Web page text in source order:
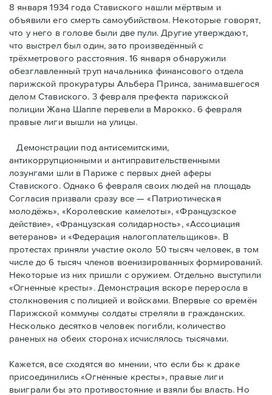
8 января 1934 года Ставиского нашли мёртвым и
объявили его смерть самоубийством. Некоторые говорят,
что у него в голове были две пули. Другие утверждают,
что выстрел был один, зато произведённый с
трёхметровoго расстояния. 16 января обнаружили
обезглавленный труп начальника финансового отдела
парижской прокуратуры Альбера Принса, занимавшегося
делом Cтавиского. 3 февраля префекта парижской
полиции Жана Шаппе перевели в Марокко. 6 февраля
правые лиги вышли на улицы.
Демонстрации под антисемитскими,
антикоррупционными и антиправительственными
лозунгами шли в Париже с первых дней аферы
Ставиского. Однако 6 февраля своих людей на площадь
Согласия призвали сразу все — «Патриотическая
молодёжь», «Королевские камелоты», «Французское
действие», «Французская солидарность», «Ассоциация
ветеранов» и «Федерация налогоплательщиков». В
протестах приняли участие около 50 тысяч человек, в том
числе до 6 тысяч членов военизированных формирований.
Некоторые из них пришли с оружием. Отдельно выступили
«Огненные кресты». Демонстрация вскоре переросла в
столкновения с полицией и войсками. Впервые со времён
Парижской коммуны солдаты стреляли в гражданских.
Несколько десятков человек погибли, количество
раненых на обеих сторонах исчислялось тысячами.
Кажется, все сходятся во мнении, что если бы к драке
присоединились «Огненные кресты», правые лиги
выиграли бы это противостояние и взяли бы власть. Но